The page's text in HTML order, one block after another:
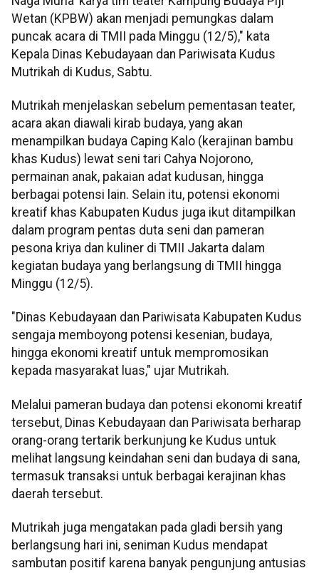
Wetan (KPBW) akan menjadi pemungkas dalam
puncak acara di TMII pada Minggu (12/5)," kata
Kepala Dinas Kebudayaan dan Pariwisata Kudus
Mutrikah di Kudus, Sabtu.
Mutrikah menjelaskan sebelum pementasan teater,
acara akan diawali kirab budaya, yang akan
menampilkan budaya Caping Kalo (kerajinan bambu
khas Kudus) lewat seni tari Cahya Nojorono,
permainan anak, pakaian adat kudusan, hingga
berbagai potensi lain. Selain itu, potensi ekonomi
kreatif khas Kabupaten Kudus juga ikut ditampilkan
dalam program pentas duta seni dan pameran
pesona kriya dan kuliner di TMII Jakarta dalam
kegiatan budaya yang berlangsung di TMII hingga
Minggu (12/5).
"Dinas Kebudayaan dan Pariwisata Kabupaten Kudus
sengaja memboyong potensi kesenian, budaya,
hingga ekonomi kreatif untuk mempromosikan
kepada masyarakat luas," ujar Mutrikah.
Melalui pameran budaya dan potensi ekonomi kreatif
tersebut, Dinas Kebudayaan dan Pariwisata berharap
orang-orang tertarik berkunjung ke Kudus untuk
melihat langsung keindahan seni dan budaya di sana,
termasuk transaksi untuk berbagai kerajinan khas
daerah tersebut.
Mutrikah juga mengatakan pada gladi bersih yang
berlangsung hari ini, seniman Kudus mendapat
sambutan positif karena banyak pengunjung antusias